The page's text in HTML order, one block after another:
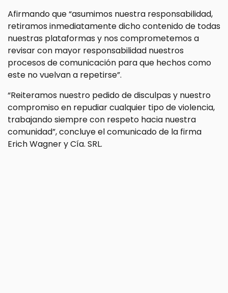
Afirmando que “asumimos nuestra responsabilidad,
retiramos inmediatamente dicho contenido de todas
nuestras plataformas y nos comprometemos a
revisar con mayor responsabilidad nuestros
procesos de comunicación para que hechos como
este no vuelvan a repetirse”.
“Reiteramos nuestro pedido de disculpas y nuestro
compromiso en repudiar cualquier tipo de violencia,
trabajando siempre con respeto hacia nuestra
comunidad”, concluye el comunicado de la firma
Erich Wagner y Cía. SRL.